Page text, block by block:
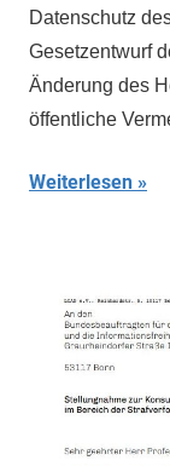
Datenschutz
Gesetzentwurf
Änderung des
öffentliche
Weiterlesen